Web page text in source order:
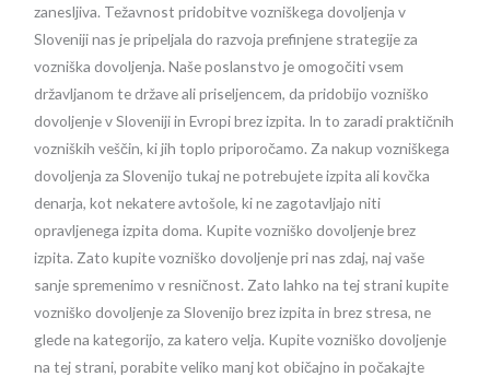
zanesljiva. Težavnost pridobitve vozniškega dovoljenja v
Sloveniji nas je pripeljala do razvoja prefinjene strategije za
vozniška dovoljenja. Naše poslanstvo je omogočiti vsem
državljanom te države ali priseljencem, da pridobijo vozniško
dovoljenje v Sloveniji in Evropi brez izpita. In to zaradi praktičnih
vozniških veščin, ki jih toplo priporočamo. Za nakup vozniškega
dovoljenja za Slovenijo tukaj ne potrebujete izpita ali kovčka
denarja, kot nekatere avtošole, ki ne zagotavljajo niti
opravljenega izpita doma. Kupite vozniško dovoljenje brez
izpita. Zato kupite vozniško dovoljenje pri nas zdaj, naj vaše
sanje spremenimo v resničnost. Zato lahko na tej strani kupite
vozniško dovoljenje za Slovenijo brez izpita in brez stresa, ne
glede na kategorijo, za katero velja. Kupite vozniško dovoljenje
na tej strani, porabite veliko manj kot običajno in počakajte